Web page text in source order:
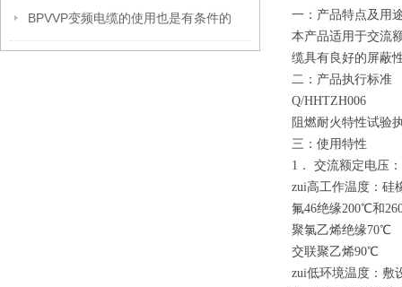
BPVVP变频电缆的使用也是有条件的
一：产品特点及用
本产品适用于交流
缆具有良好的屏蔽
二：产品执行标准
Q/HHTZH006
阻燃耐火特性试验
三：使用特性
1． 交流额定电压
zui高工作温度：硅
氟46绝缘200℃和
聚氯乙烯绝缘70℃
交联聚乙烯90℃
zui低环境温度：敷